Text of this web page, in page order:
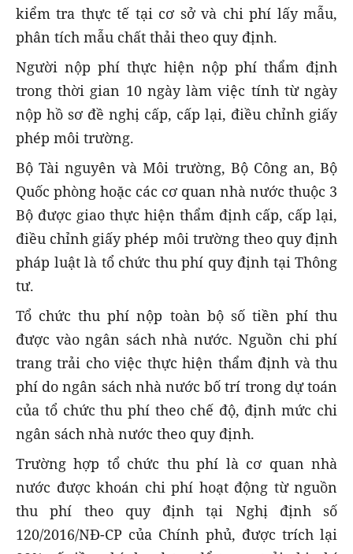
kiểm tra thực tế tại cơ sở và chi phí lấy mẫu,
phân tích mẫu chất thải theo quy định.
Người nộp phí thực hiện nộp phí thẩm định
trong thời gian 10 ngày làm việc tính từ ngày
nộp hồ sơ đề nghị cấp, cấp lại, điều chỉnh giấy
phép môi trường.
Bộ Tài nguyên và Môi trường, Bộ Công an, Bộ
Quốc phòng hoặc các cơ quan nhà nước thuộc 3
Bộ được giao thực hiện thẩm định cấp, cấp lại,
điều chỉnh giấy phép môi trường theo quy định
pháp luật là tổ chức thu phí quy định tại Thông
tư.
Tổ chức thu phí nộp toàn bộ số tiền phí thu
được vào ngân sách nhà nước. Nguồn chi phí
trang trải cho việc thực hiện thẩm định và thu
phí do ngân sách nhà nước bố trí trong dự toán
của tổ chức thu phí theo chế độ, định mức chi
ngân sách nhà nước theo quy định.
Trường hợp tổ chức thu phí là cơ quan nhà
nước được khoán chi phí hoạt động từ nguồn
thu phí theo quy định tại Nghị định số
120/2016/NĐ-CP của Chính phủ, được trích lại